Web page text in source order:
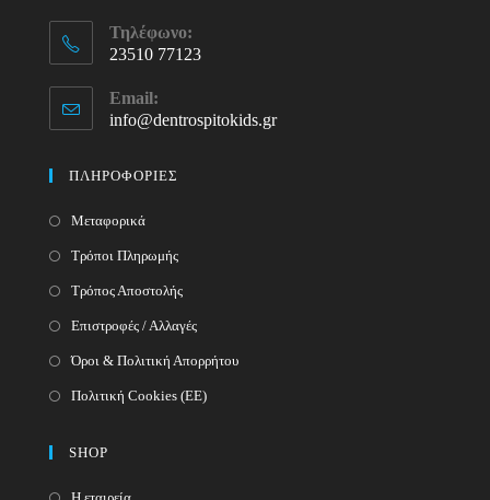
Τηλέφωνο:
23510 77123
in
Email:
info@dentrospitokids.grOpens
ΠΛΗΡΟΦΟΡΙΕΣ
Μεταφορικά
Τρόποι Πληρωμής
Τρόπος Αποστολής
Επιστροφές / Αλλαγές
Όροι & Πολιτική Απορρήτου
Πολιτική Cookies (ΕΕ)
SHOP